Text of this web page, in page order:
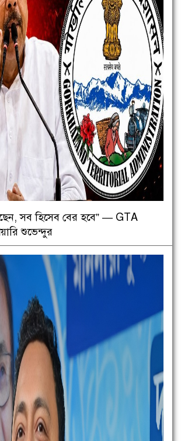
সব হিসেব বের হবে” — GTA
শুভেন্দুর